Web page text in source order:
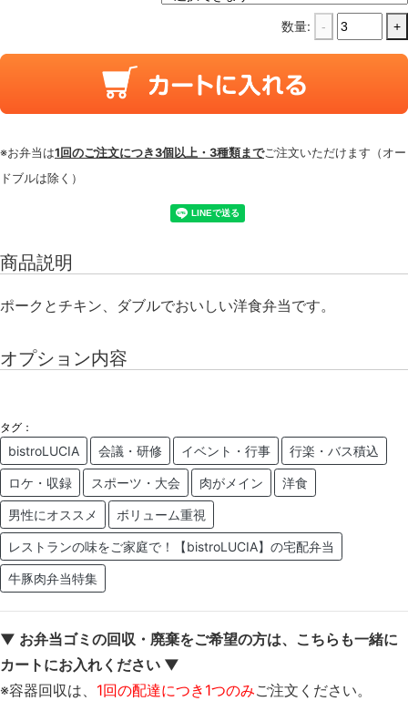
数量: - +
※お弁当は1回のご注文につき3個以上・3種類までご注文いただけます（オー
ドブルは除く）
商品説明
ポークとチキン、ダブルでおいしい洋食弁当です。
オプション内容
タグ：
bistroLUCIA 会議・研修 イベント・行事 行楽・バス積込
ロケ・収録 スポーツ・大会 肉がメイン 洋食
男性にオススメ ボリューム重視
レストランの味をご家庭で！【bistroLUCIA】の宅配弁当
牛豚肉弁当特集
▼ お弁当ゴミの回収・廃棄をご希望の方は、こちらも一緒に
カートにお入れください ▼
※容器回収は、 1回の配達につき1つのみご注文ください。